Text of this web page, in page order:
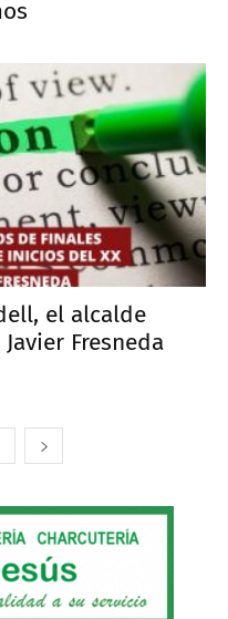
el alcalde
Fresneda